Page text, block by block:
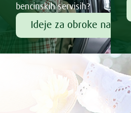
bencinskih servisih?
Ideje za obroke na poti